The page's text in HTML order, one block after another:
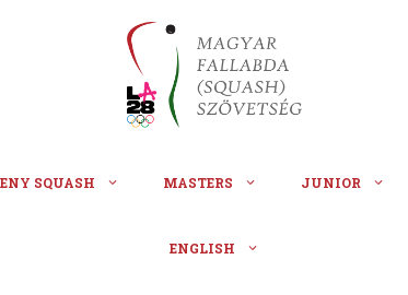
SQUASH MASTERS JUNIOR
ENGLISH